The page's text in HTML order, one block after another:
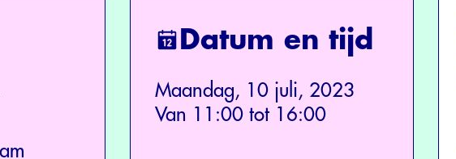
Datum en tijd
Maandag, 10 juli, 2023
Van 11:00 tot 16:00